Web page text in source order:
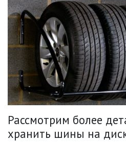
Рассмотрим более
хранить шины на